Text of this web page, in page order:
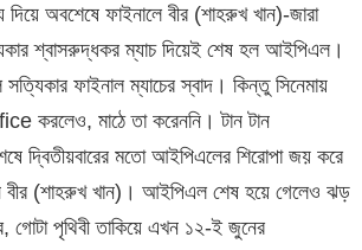
দিয়ে অবশেষে ফাইনালে বীর (শাহরুখ খান)-জারা
শ্বাসরুদ্ধকর ম্যাচ দিয়েই শেষ হল আইপিএল।
সত্যিকার ফাইনাল ম্যাচের স্বাদ। কিন্তু সিনেমায়
করলেও, মাঠে তা করেননি। টান টান
দ্বিতীয়বারের মতো আইপিএলের শিরোপা জয় করে
বীর (শাহরুখ খান)। আইপিএল শেষ হয়ে গেলেও ঝড়
গোটা পৃথিবী তাকিয়ে এখন ১২-ই জুনের